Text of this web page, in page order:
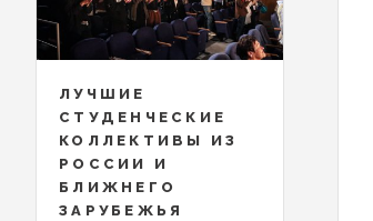
ЛУЧШИЕ
СТУДЕНЧЕСКИЕ
КОЛЛЕКТИВЫ ИЗ
РОССИИ И
БЛИЖНЕГО
ЗАРУБЕЖЬЯ